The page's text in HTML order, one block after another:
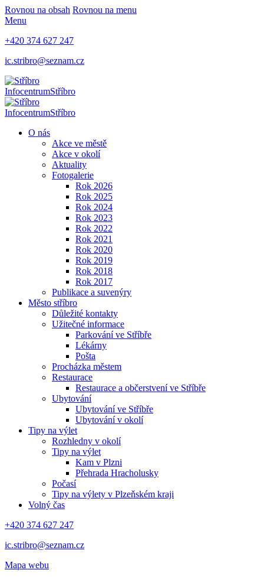
Rovnou na obsah Rovnou na menu
Menu
+420 374 627 247
ic.stribro@seznam.cz
InfocentrumStříbro
InfocentrumStříbro
O nás
Akce ve městě
Akce v okolí
Aktuality
Fotogalerie
Rok 2026
Rok 2025
Rok 2024
Rok 2023
Rok 2022
Rok 2021
Rok 2020
Rok 2019
Rok 2018
Rok 2017
Publikace a suvenýry
Město stříbro
Důležité kontakty
Užitečné informace
Parkování ve Stříbře
Lékárny
Pošta
Procházka městem
Restaurace
Restaurace a občerstvení ve Stříbře
Ubytování
Ubytování ve Stříbře
Ubytování v okolí
Tipy na výlet
Rozhledny v okolí
Tipy na výlet
Kam v Plzni
Přehrada Hracholusky
Počasí
Tipy na výlety v Plzeňském kraji
Volný čas
+420 374 627 247
ic.stribro@seznam.cz
Mapa webu